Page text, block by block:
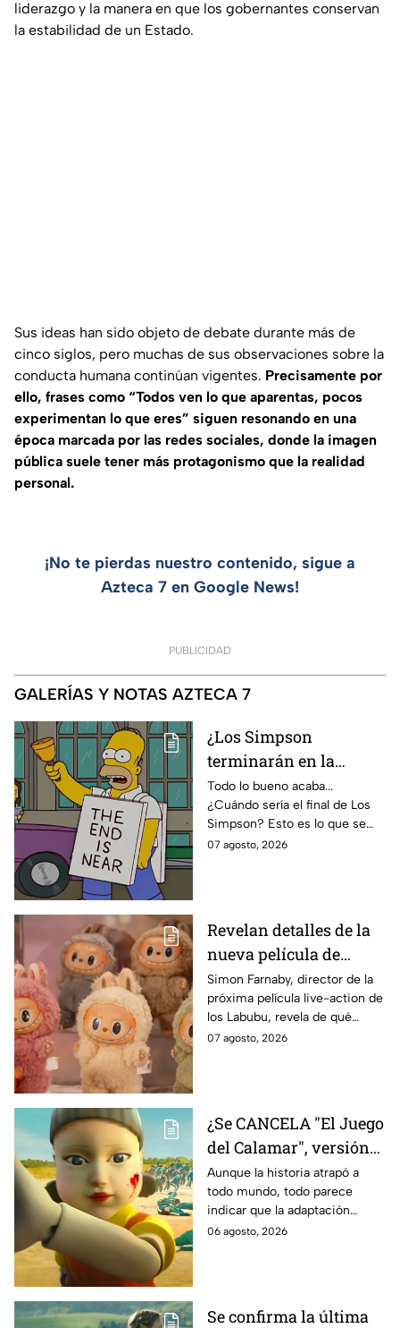
liderazgo y la manera en que los gobernantes conservan
la estabilidad de un Estado.
Sus ideas han sido objeto de debate durante más de
cinco siglos, pero muchas de sus observaciones sobre la
conducta humana continúan vigentes. Precisamente por
ello, frases como “Todos ven lo que aparentas, pocos
experimentan lo que eres” siguen resonando en una
época marcada por las redes sociales, donde la imagen
pública suele tener más protagonismo que la realidad
personal.
¡No te pierdas nuestro contenido, sigue a
Azteca 7 en Google News!
PUBLICIDAD
GALERÍAS Y NOTAS AZTECA 7
¿Los Simpson
terminarán en la
temporada 40? Actriz
de Bart Simpson da
IMPACTANTE
declaración
Todo lo bueno acaba...
¿Cuándo sería el final de Los
Simpson? Esto es lo que se
sabe:
07 agosto, 2026
Revelan detalles de la
nueva película de
Labubu: de qué tratará
y cuándo se estrena
Simon Farnaby, director de la
próxima película live-action de
los Labubu, revela de qué
tratará la cinta. Aquí te
07 agosto, 2026
¿Se CANCELA "El Juego
del Calamar", versión
Estados Unidos? Esto
es lo que se sabe al
momento
Aunque la historia atrapó a
todo mundo, todo parece
indicar que la adaptación
podría ser cancelada:
06 agosto, 2026
Se confirma la última